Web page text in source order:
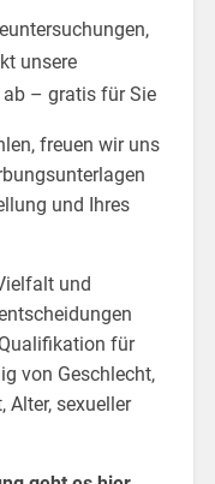
unsere
– gratis für Sie
freuen wir uns
und Ihres
und
für
von Geschlecht,
Alter, sexueller